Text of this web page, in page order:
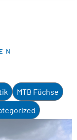
MTB Füchse